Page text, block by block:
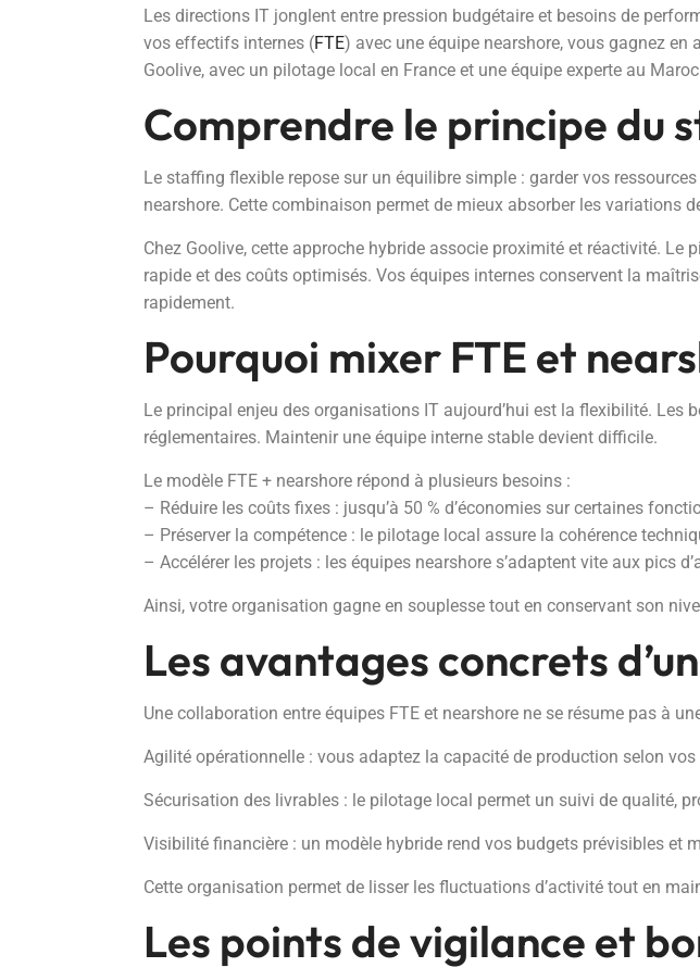
Les directions IT jonglent entre pression budgétaire et besoins de
vos effectifs internes (FTE) avec une équipe nearshore, vous gagnez
Goolive, avec un pilotage local en France et une équipe experte au
Comprendre le principe du
Le staffing flexible repose sur un équilibre simple : garder vos
nearshore. Cette combinaison permet de mieux absorber les variations
Chez Goolive, cette approche hybride associe proximité et réactivité.
rapide et des coûts optimisés. Vos équipes internes conservent la
rapidement.
Pourquoi mixer FTE et
Le principal enjeu des organisations IT aujourd’hui est la flexibilité.
réglementaires. Maintenir une équipe interne stable devient difficile.
Le modèle FTE + nearshore répond à plusieurs besoins :
– Réduire les coûts fixes : jusqu’à 50 % d’économies sur certaines
– Préserver la compétence : le pilotage local assure la cohérence
– Accélérer les projets : les équipes nearshore s’adaptent vite aux pics
Ainsi, votre organisation gagne en souplesse tout en conservant son
Les avantages concrets
Une collaboration entre équipes FTE et nearshore ne se résume pas à
Agilité opérationnelle : vous adaptez la capacité de production selon
Sécurisation des livrables : le pilotage local permet un suivi de qualité,
Visibilité financière : un modèle hybride rend vos budgets prévisibles et
Cette organisation permet de lisser les fluctuations d’activité tout en
Les points de vigilance et